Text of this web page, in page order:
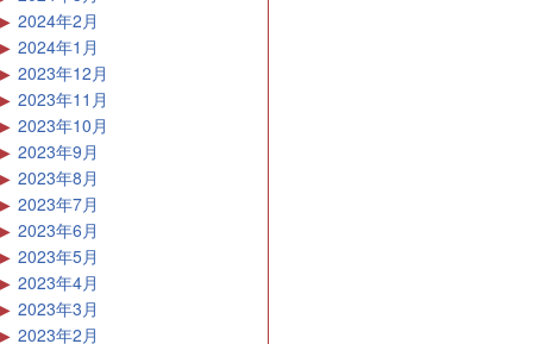
2023年10月
2023年9月
2023年8月
2023年7月
2023年6月
2023年5月
2023年4月
2023年3月
2023年2月
2023年1月
2022年12月
2022年11月
2022年10月